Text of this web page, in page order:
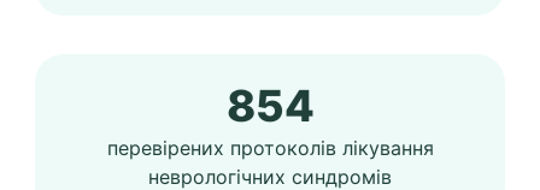
854
перевірених протоколів лікування
неврологічних синдромів